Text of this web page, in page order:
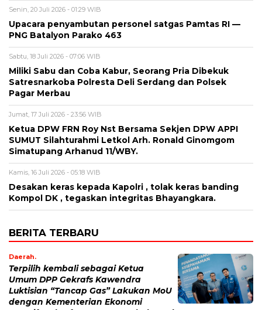
Senin, 20 Juli 2026 - 01:29 WIB
Upacara penyambutan personel satgas Pamtas RI —
PNG Batalyon Parako 463
Sabtu, 18 Juli 2026 - 07:06 WIB
Miliki Sabu dan Coba Kabur, Seorang Pria Dibekuk
Satresnarkoba Polresta Deli Serdang dan Polsek
Pagar Merbau
Jumat, 17 Juli 2026 - 23:56 WIB
Ketua DPW FRN Roy Nst Bersama Sekjen DPW APPI
SUMUT Silahturahmi Letkol Arh. Ronald Ginomgom
Simatupang Arhanud 11/WBY.
Kamis, 16 Juli 2026 - 05:18 WIB
Desakan keras kepada Kapolri , tolak keras banding
Kompol DK , tegaskan integritas Bhayangkara.
BERITA TERBARU
Daerah.
Terpilih kembali sebagai Ketua
Umum DPP Gekrafs Kawendra
Luktisian “Tancap Gas” Lakukan MoU
dengan Kementerian Ekonomi